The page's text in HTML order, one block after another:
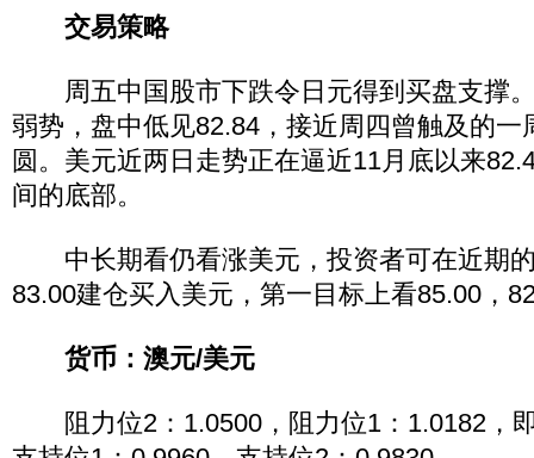
交易策略
周五中国股市下跌令日元得到买盘支撑
弱势，盘中低见82.84，接近周四曾触及的一
圆。美元近两日走势正在逼近11月底以来
间的底部。
中长期看仍看涨美元，投资者可在近期
83.00建仓买入美元，第一目标上看85.00，
货币：澳元/美元
阻力位2：1.0500，阻力位1：1.0182，